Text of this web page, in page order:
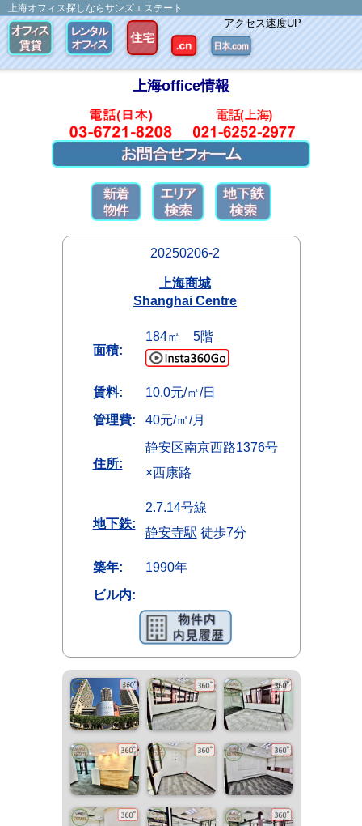
上海オフィス探しならサンズエステート
アクセス速度UP
上海office情報
20250206-2
上海商城
Shanghai Centre
面積:
184㎡ 5階
賃料:
10.0元/㎡/日
管理費:
40元/㎡/月
住所:
静安区南京西路1376号
×西康路
地下鉄:
2.7.14号線
静安寺駅 徒歩7分
築年:
1990年
ビル内: